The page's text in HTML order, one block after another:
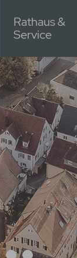
Rathaus &
Service